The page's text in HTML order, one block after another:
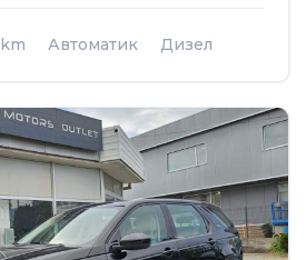
Автоматик Дизел